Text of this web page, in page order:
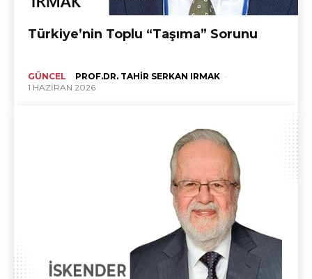
Türkiye’nin Toplu “Taşıma” Sorunu
GÜNCEL PROF.DR. TAHIR SERKAN IRMAK -
1 HAZIRAN 2026